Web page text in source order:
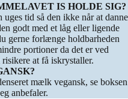
IS HOLDE SIG?
uges tid så den ikke når at danne
godt med et låg eller ligende
gerne forlænge holdbarheden
portioner da det er ved
at få iskrystaller.
mælk vegansk, se boksen
anbefaler.